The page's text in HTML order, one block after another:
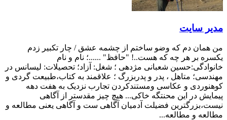
مدیر سایت
من همان دم که وضو ساختم از چشمه عشق / چار تکبیر زدم
یکسره بر هر چه که هست..! "حافظ" ......؛ نام و نام
خانوادگی:حسین شعبانی مژدهی ؛ شغل: آزاد؛ تحصیلات: لیسانس در
مهندسی؛ متاهل ، پدر و پدربزرگ ؛ علاقمند به کتاب،طبیعت گردی و
کوهنوردی و عکاسی ومستندکردن تجارب نزدیک به هفت دهه
پیمایش در این محنتگه خاکی... هیچ چیز مقدستر از آگاهی
نیست،بزرگترین فضیلت آدمیان آگاهی ست و آگاهی یعنی مطالعه و
مطالعه و مطالعه...